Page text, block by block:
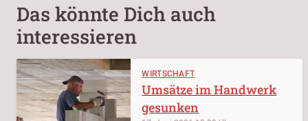
Das könnte Dich auch
interessieren
WIRTSCHAFT
Umsätze im Handwerk
gesunken